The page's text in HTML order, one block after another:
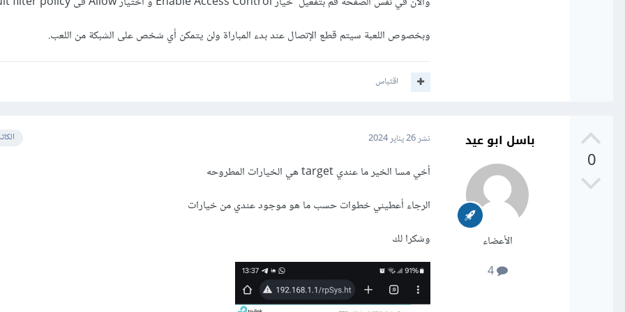
وبخصوص اللعبة سيتم قطع الإتصال عند بدء المباراة ولن يتمكن أي شخص على الشبكة من اللعب.
اقتباس
0
باسل ابو عيد
الأعضاء
4
نشر26 يناير 2024
أخي مسا الخير ما عندي target هي الخيارات المطروحه
الرجاء أعطيني خطوات حسب ما هو موجود عندي من خيارات
وشكرا لك